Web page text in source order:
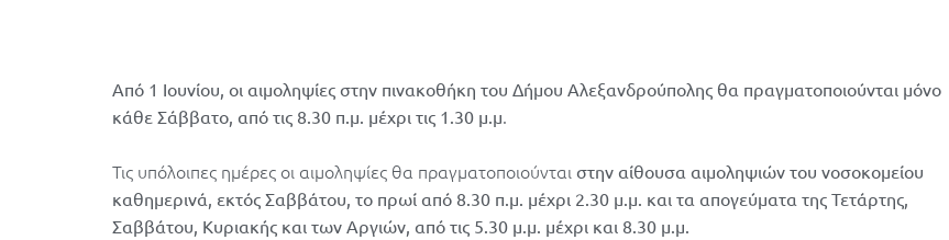
Από 1 Ιουνίου, οι αιμοληψίες στην πινακοθήκη του Δήμου Αλεξανδρούπολης θα πραγματοποιούνται μόνο
κάθε Σάββατο, από τις 8.30 π.μ. μέχρι τις 1.30 μ.μ.
Τις υπόλοιπες ημέρες οι αιμοληψίες θα πραγματοποιούνται στην αίθουσα αιμοληψιών του νοσοκομείου
καθημερινά, εκτός Σαββάτου, το πρωί από 8.30 π.μ. μέχρι 2.30 μ.μ. και τα απογεύματα της Τετάρτης,
Σαββάτου, Κυριακής και των Αργιών, από τις 5.30 μ.μ. μέχρι και 8.30 μ.μ.